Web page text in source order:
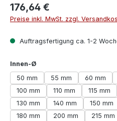
176,64 €
Preise inkl. MwSt. zzgl.
Auftragsfertigung ca. 1-2
Innen-Ø
50 mm
55 mm 60 mm
100 mm
110 mm 115 mm
130 mm
140 mm 150 mm
180 mm
200 mm 215 mm